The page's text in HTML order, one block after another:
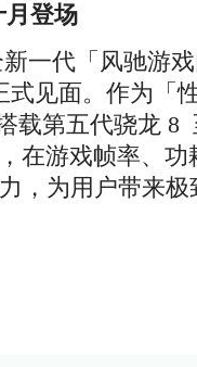
月登场
一代「风驰游
式见面。作为「
载第五代骁龙 8
在游戏帧率、
，为用户带来